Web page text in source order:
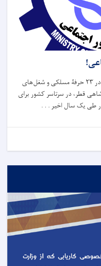
وزارت کار و امور اجتماعی در نظر دارد تا در ۲۳ حرفۀ مسلکی و شغل‌های
کشور شاهی قطر، در سرتاسر کشور برای
طی یک سال اخیر . . .